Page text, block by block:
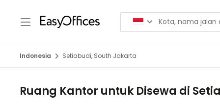
Indonesia Setiabudi, South Jakarta
Ruang Kantor untuk Disewa di